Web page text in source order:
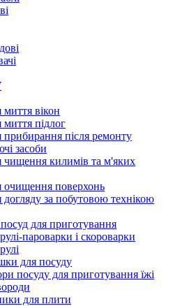
миття вікон
миття підлог
прибирання після ремонту
засоби
чищення килимів та м'яких
очищення поверхонь
догляду за побутовою технікою
для приготування
пароварки і скороварки
для посуду
посуду для приготування їжі
для плити